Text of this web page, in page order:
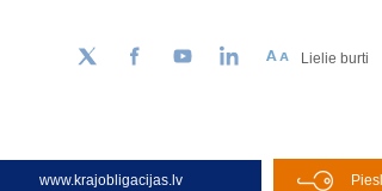
Sekojiet mums Twitter
FacebookYouTubeLinkedIn Lielie burti
www.krajobligacijas.lv